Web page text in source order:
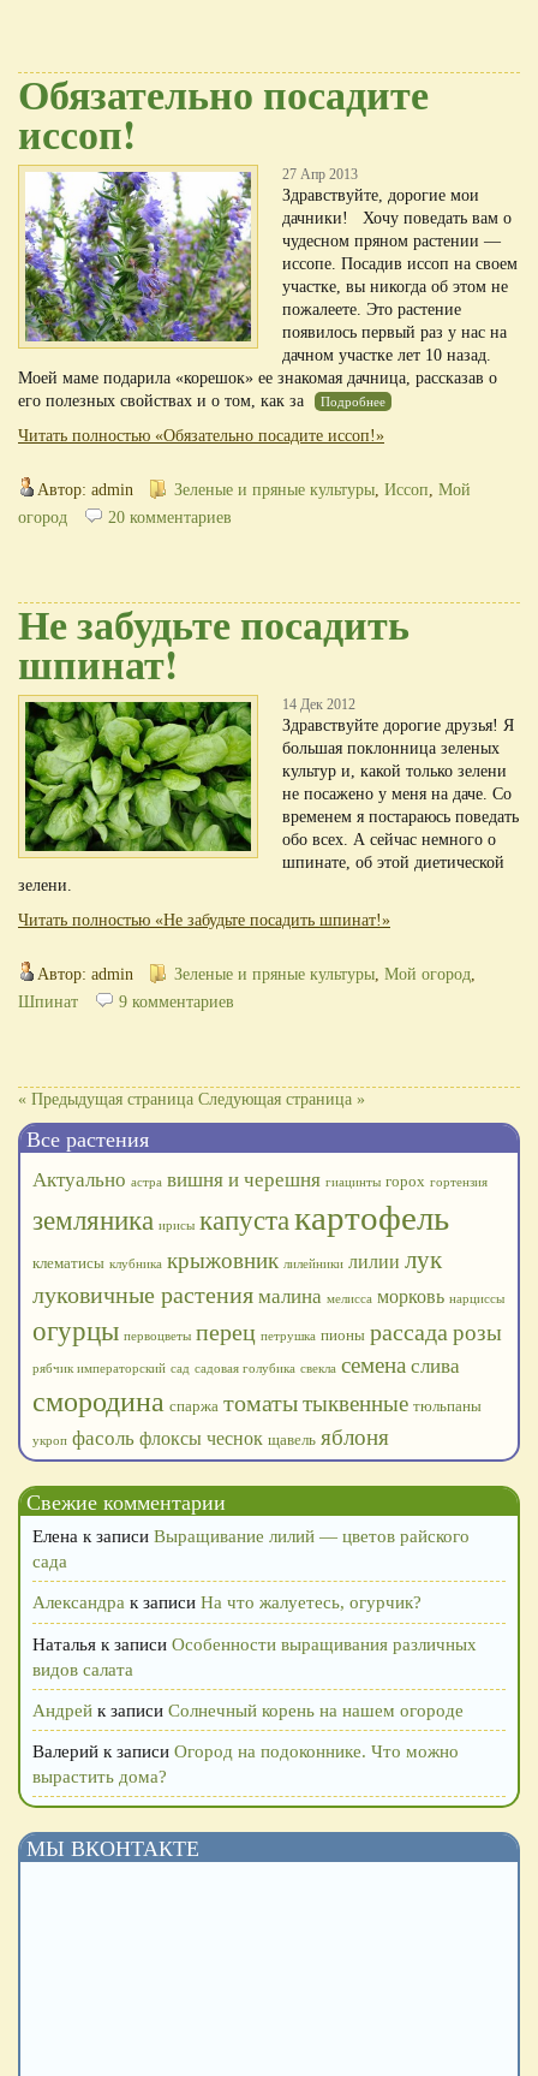
Обязательно посадите
иссоп!
27 Апр 2013
Здравствуйте, дорогие мои
дачники! Хочу поведать вам о
чудесном пряном растении —
иссопе. Посадив иссоп на своем
участке, вы никогда об этом не
пожалеете. Это растение
появилось первый раз у нас на
дачном участке лет 10 назад.
Моей маме подарила «корешок» ее знакомая дачница, рассказав о
его полезных свойствах и о том, как за
Подробнее
Читать полностью «Обязательно посадите иссоп!»
Автор: admin Зеленые и пряные культуры Иссоп Мой
огород
20 комментариев
Не забудьте посадить
шпинат!
14 Дек 2012
Здравствуйте дорогие друзья! Я
большая поклонница зеленых
культур и, какой только зелени
не посажено у меня на даче. Со
временем я постараюсь поведать
обо всех. А сейчас немного о
шпинате, об этой диетической
зелени.
Читать полностью «Не забудьте посадить шпинат!»
Автор: admin Зеленые и пряные культуры Мой огород
Шпинат
9 комментариев
« Предыдущая страница Следующая страница »
Все растения
Актуально астра вишня и черешня гиацинты горох гортензия
земляника ирисы капуста картофель
клематисы клубника крыжовник лилейники лилии лук
луковичные растения малина мелисса морковь нарциссы
огурцы первоцветы перец петрушка пионы рассада розы
рябчик императорский сад садовая голубика свекла семена слива
смородина спаржа томатытыквенные тюльпаны
укроп фасоль флоксы чеснок щавель яблоня
Свежие комментарии
Елена к записи Выращивание лилий — цветов райского
сада
Александра к записи На что жалуетесь, огурчик?
Наталья к записи Особенности выращивания различных
видов салата
Андрей к записи Солнечный корень на нашем огороде
Валерий к записи Огород на подоконнике. Что можно
вырастить дома?
МЫ ВКОНТАКТЕ